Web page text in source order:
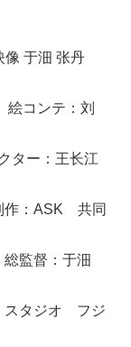
像 于沺 张丹
コンテ：刘
ター：王长江
作：ASK 共同
監督：于沺
スタジオ フジ